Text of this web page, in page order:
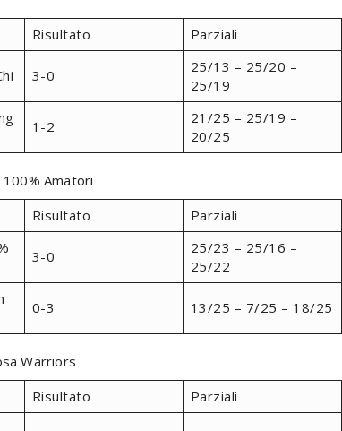
Risultato Parziali
3-0
25/13 – 25/20 –
25/19
1-2
21/25 – 25/19 –
20/25
100% Amatori
Risultato Parziali
3-0
25/23 – 25/16 –
25/22
0-3 13/25 – 7/25 – 18/25
Warriors
Risultato Parziali